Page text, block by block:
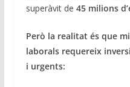
superàvit de 45 milions
Però la realitat és que
laborals requereix
i urgents: